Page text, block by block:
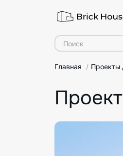
Главная Проекты